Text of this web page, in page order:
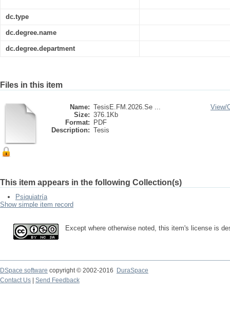
dc.type
dc.degree.name
dc.degree.department
Files in this item
Name: TesisE.FM.2026.Se ...
Size: 376.1Kb
Format:
PDF
Description: Tesis
View/
This item appears in the following Collection(s)
Psiquiatría
Show simple item record
Except where otherwise noted, this item's license is
DSpace software copyright © 2002-2016
DuraSpace
Contact Us
Send Feedback